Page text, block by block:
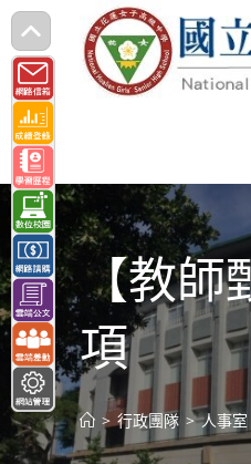
跳
轉
至
主
要
內
容
【教師
項
> 行政團隊 > 人事室